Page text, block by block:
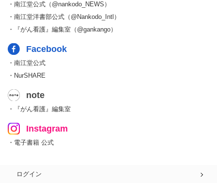
・南江堂公式（@nankodo_NEWS）
・南江堂洋書部公式（@Nankodo_Intl）
・『がん看護』編集室（@gankango）
Facebook
・南江堂公式
・NurSHARE
note
・『がん看護』編集室
Instagram
・電子書籍 公式
ログイン